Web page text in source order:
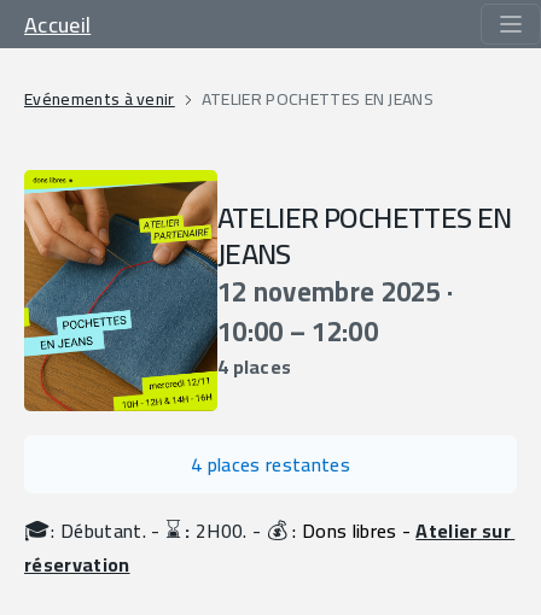
Accueil
Evénements à venir ATELIER POCHETTES EN JEANS
ATELIER POCHETTES EN
JEANS
12 novembre 2025 ·
10:00 – 12:00
4 places
4 places restantes
🎓: Débutant. - ⌛️ : 2H00. - 💰 : Dons libres - Atelier sur
réservation